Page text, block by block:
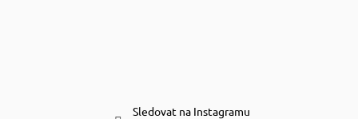
Sledovat na Instagramu